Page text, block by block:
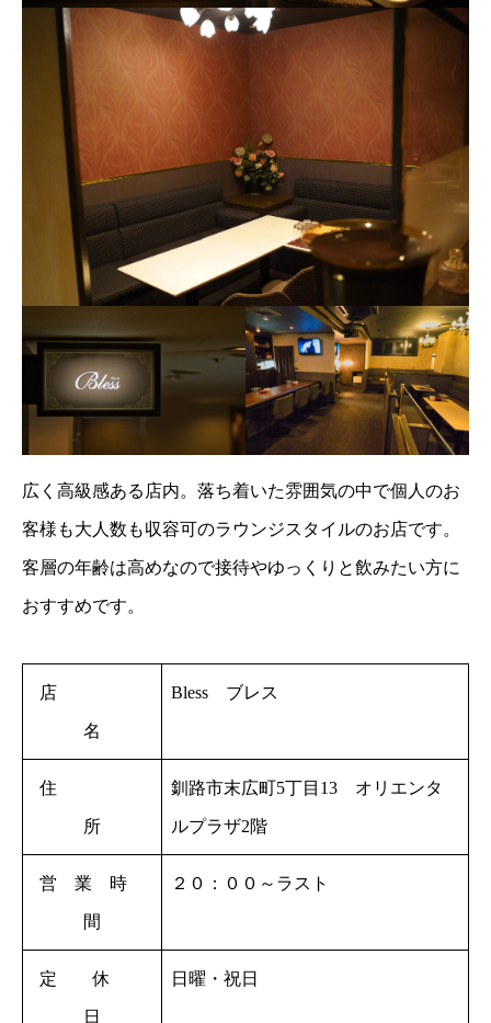
広く高級感ある店内。落ち着いた雰囲気の中で個人のお
客様も大人数も収容可のラウンジスタイルのお店です。
客層の年齢は高めなので接待やゆっくりと飲みたい方に
おすすめです。
店
名
Bless ブレス
住
所
釧路市末広町5丁目13 オリエンタ
ルプラザ2階
営 業 時
間
２０：００～ラスト
定 休
日
日曜・祝日